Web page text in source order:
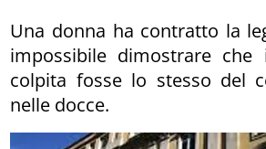
Una donna ha contratto la
impossibile dimostrare
colpita fosse lo stesso del
nelle docce.